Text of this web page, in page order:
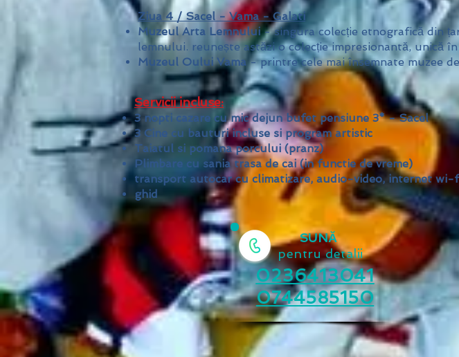
Ziua 4 / Sacel - Vama - Galati
Muzeul Arta Lemnului- singura colecție etnografică din
lemnului. reunește astăzi o colecție impresionantă, unică în
Muzeul Oului Vama- printre cele mai însemnate muzee
Servicii incluse:
3 nopti cazare cu mic dejun bufet pensiune 3* - Sacel
3 Cine cu bauturi incluse si program artistic
Taiatul si pomana porcului (pranz)
Plimbare cu sania trasa de cai (in functie de vreme)
transport autocar cu climatizare, audio-video, internet wi-
ghid
0236413041
SUNĂ
pentru detalii
0744585150